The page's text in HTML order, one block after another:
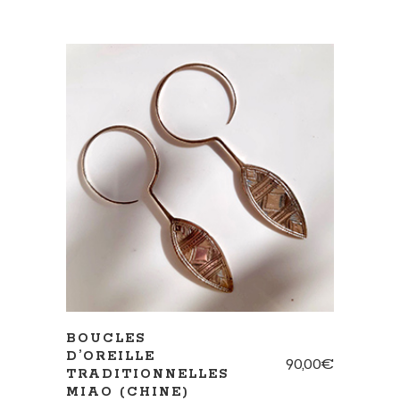
AJOUTER AU PANIER
BOUCLES
D’OREILLE
TRADITIONNELLES
MIAO (CHINE)
90,00€